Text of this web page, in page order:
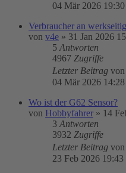
04 Mär 2026 19:30
Verbraucher an
von v4e » 31 Jan 2026
5 Antworten
4967 Zugriffe
Letzter Beitrag von
04 Mär 2026 14:28
Wo ist der G62 Sensor?
von Hobbyfahrer » 14
3 Antworten
3932 Zugriffe
Letzter Beitrag von
23 Feb 2026 19:43